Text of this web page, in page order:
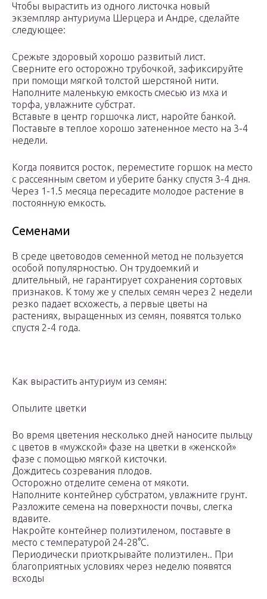
Чтобы вырастить из одного листочка новый
экземпляр антуриума Шерцера и Андре, сделайте
следующее:
Срежьте здоровый хорошо развитый лист.
Сверните его осторожно трубочкой, зафиксируйте
при помощи мягкой толстой шерстяной нити.
Наполните маленькую емкость смесью из мха и
торфа, увлажните субстрат.
Вставьте в центр горшочка лист, наройте банкой.
Поставьте в теплое хорошо затененное место на 3-4
недели.
Когда появится росток, переместите горшок на место
с рассеянным светом и уберите банку спустя 3-4 дня.
Через 1-1.5 месяца пересадите молодое растение в
постоянную емкость.
Семенами
В среде цветоводов семенной метод не пользуется
особой популярностью. Он трудоемкий и
длительный, не гарантирует сохранения сортовых
признаков. К тому же у спелых семян через 2 недели
резко падает всхожесть, а первые цветы на
растениях, выращенных из семян, появятся только
спустя 2-4 года.
Как вырастить антуриум из семян:
Опылите цветки
Во время цветения несколько дней наносите пыльцу
с цветов в «мужской» фазе на цветки в «женской»
фазе с помощью мягкой кисточки.
Дождитесь созревания плодов.
Осторожно отделите семена от мякоти.
Наполните контейнер субстратом, увлажните грунт.
Разложите семена на поверхности почвы, слегка
вдавите.
Накройте контейнер полиэтиленом, поставьте в
место с температурой 24-28°С.
Периодически приоткрывайте полиэтилен.. При
благоприятных условиях через неделю появятся
всходы